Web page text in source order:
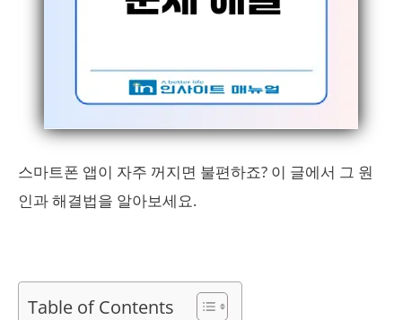
스마트폰 앱이 자주 꺼지면 불편하죠? 이 글에서 그 원
인과 해결법을 알아보세요.
Table of Contents